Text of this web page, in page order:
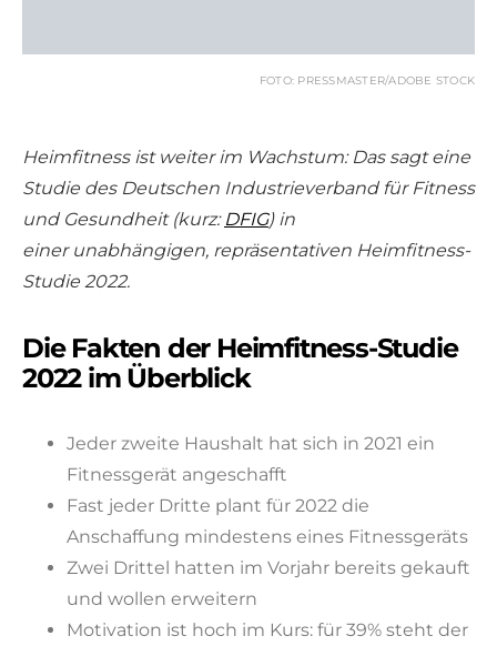
FOTO: PRESSMASTER/ADOBE STOCK
Heimfitness ist weiter im Wachstum: Das sagt eine
Studie des Deutschen Industrieverband für Fitness
und Gesundheit (kurz: DFIG) in
einer unabhängigen, repräsentativen Heimfitness-
Studie 2022.
Die Fakten der Heimfitness-Studie
2022 im Überblick
Jeder zweite Haushalt hat sich in 2021 ein
Fitnessgerät angeschafft
Fast jeder Dritte plant für 2022 die
Anschaffung mindestens eines Fitnessgeräts
Zwei Drittel hatten im Vorjahr bereits gekauft
und wollen erweitern
Motivation ist hoch im Kurs: für 39% steht der